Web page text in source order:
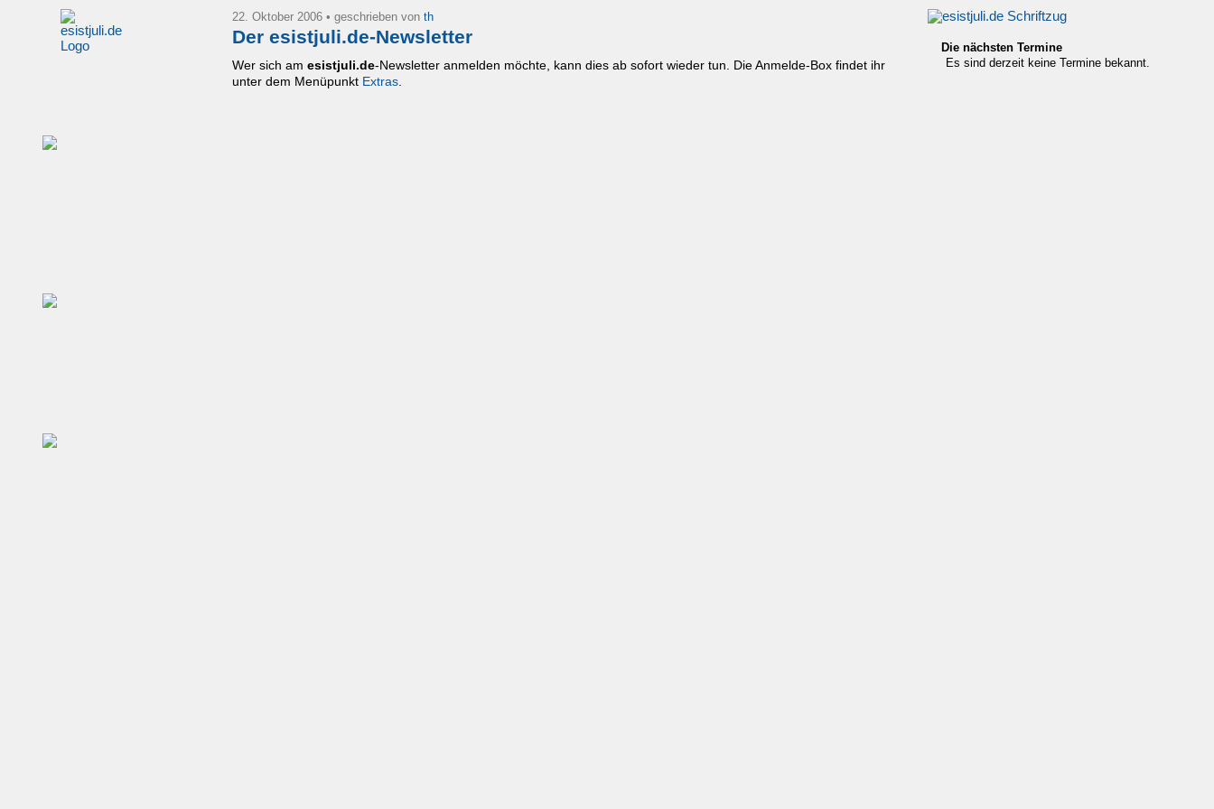
22. Oktober 2006 • geschrieben von th
Der esistjuli.de-Newsletter
Wer sich am esistjuli.de-Newsletter anmelden möchte, kann dies ab sofort wieder tun. Die Anmelde-Box findet ihr
unter dem Menüpunkt Extras
Die nächsten Termine
Es sind derzeit keine Termine bekannt.